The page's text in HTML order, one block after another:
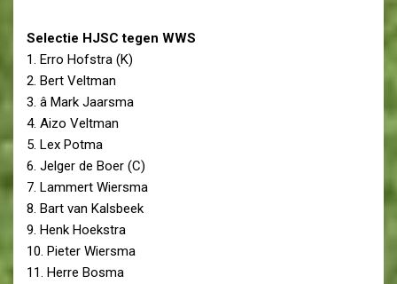
Selectie HJSC tegen WWS
1. Erro Hofstra (K)
2. Bert Veltman
3. â Mark Jaarsma
4. Aizo Veltman
5. Lex Potma
6. Jelger de Boer (C)
7. Lammert Wiersma
8. Bart van Kalsbeek
9. Henk Hoekstra
10. Pieter Wiersma
11. Herre Bosma